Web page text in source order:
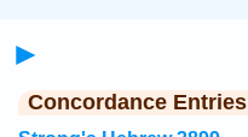
►
Concordance Entries